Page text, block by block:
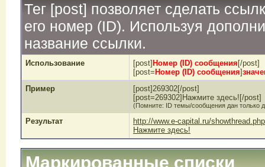
Тег [post] позволяет сделать
его номер (ID). Используя
название ссылки.
Использование [post] Номер (ID) сообщения [/post]
[post= Номер (ID) сообщения]
Пример
[post]269302[/post]
[post=269302]Нажмите здесь![/post]
(Помните: ID темы/сообщения дан только
Результат
http://www.e-capital.ru/
Нажмите здесь!
Маркированные списки